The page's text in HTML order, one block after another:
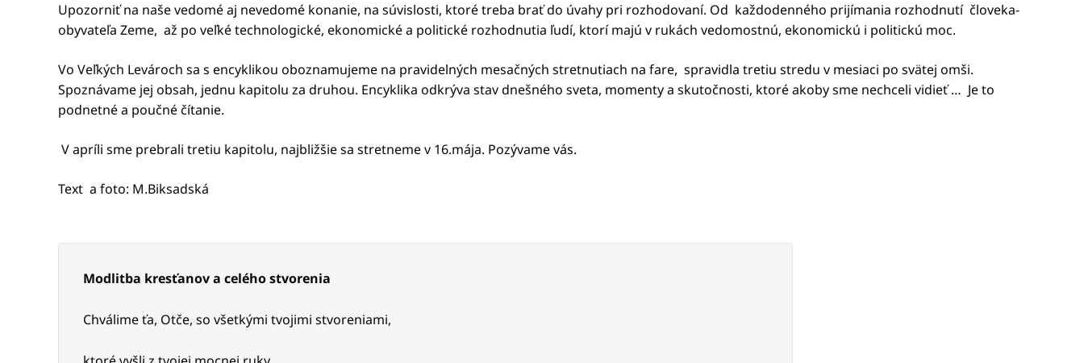
Upozorniť na naše vedomé aj nevedomé konanie, na súvislosti, ktoré treba brať do úvahy pri rozhodovaní. Od každodenného prijímania rozhodnutí človeka-
obyvateľa Zeme, až po veľké technologické, ekonomické a politické rozhodnutia ľudí, ktorí majú v rukách vedomostnú, ekonomickú i politickú moc.
Vo Veľkých Levároch sa s encyklikou oboznamujeme na pravidelných mesačných stretnutiach na fare, spravidla tretiu stredu v mesiaci po svätej omši.
Spoznávame jej obsah, jednu kapitolu za druhou. Encyklika odkrýva stav dnešného sveta, momenty a skutočnosti, ktoré akoby sme nechceli vidieť … Je to
podnetné a poučné čítanie.
V apríli sme prebrali tretiu kapitolu, najbližšie sa stretneme v 16.mája. Pozývame vás.
Text a foto: M.Biksadská
Modlitba kresťanov a celého stvorenia
Chválime ťa, Otče, so všetkými tvojimi stvoreniami,